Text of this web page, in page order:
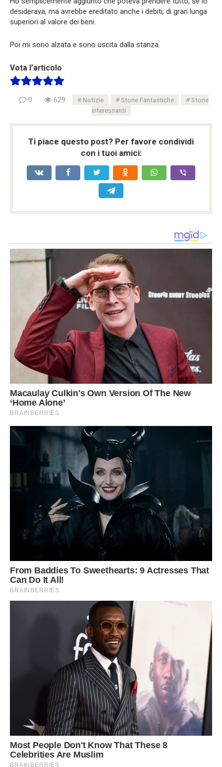
desiderava, ma avrebbe ereditato anche i debiti, di gran lunga
superiori al valore dei beni.
Poi mi sono alzata e sono uscita dalla stanza.
Vota l’articolo
0 629 Notizie Storie Fantastiche
Storie
interessanti
Ti piace questo post? Per favore condividi
con i tuoi amici: